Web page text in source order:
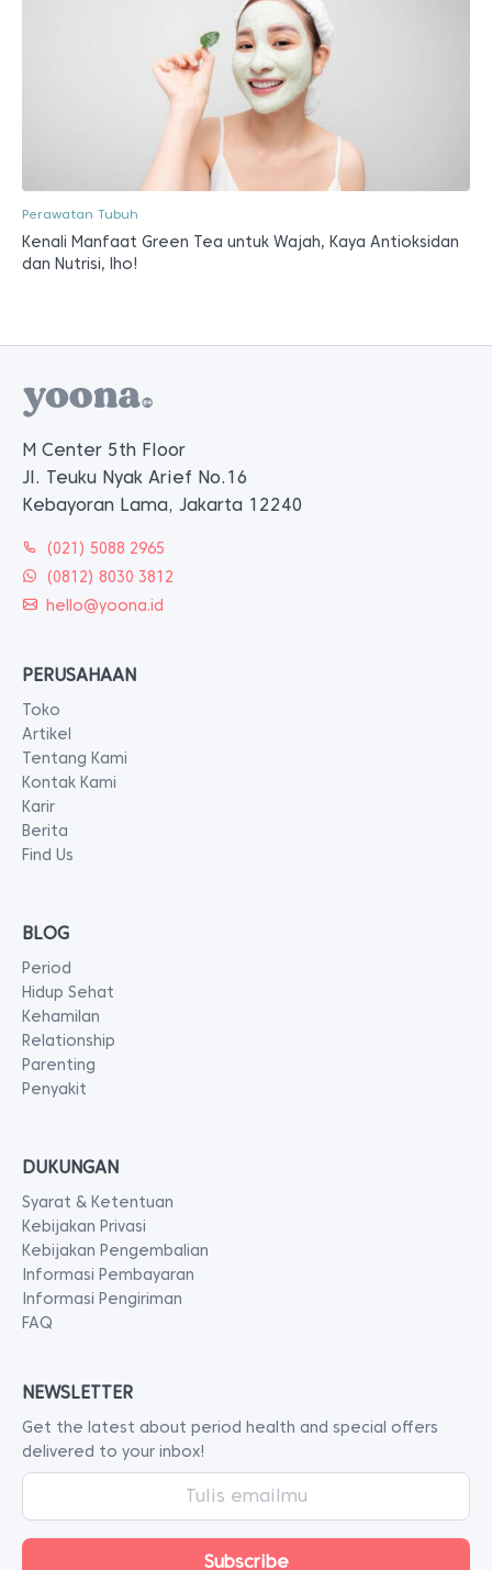
Perawatan Tubuh
Kenali Manfaat Green Tea untuk Wajah, Kaya Antioksidan
dan Nutrisi, lho!
M Center 5th Floor
Jl. Teuku Nyak Arief No.16
Kebayoran Lama, Jakarta 12240
(021) 5088 2965
(0812) 8030 3812
hello@yoona.id
PERUSAHAAN
Toko
Artikel
Tentang Kami
Kontak Kami
Karir
Berita
Find Us
BLOG
Period
Hidup Sehat
Kehamilan
Relationship
Parenting
Penyakit
DUKUNGAN
Syarat & Ketentuan
Kebijakan Privasi
Kebijakan Pengembalian
Informasi Pembayaran
Informasi Pengiriman
FAQ
NEWSLETTER
Get the latest about period health and special offers
delivered to your inbox!